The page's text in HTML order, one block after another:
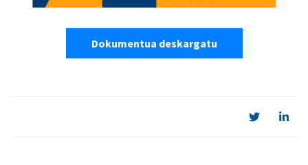
Dokumentua deskargatu